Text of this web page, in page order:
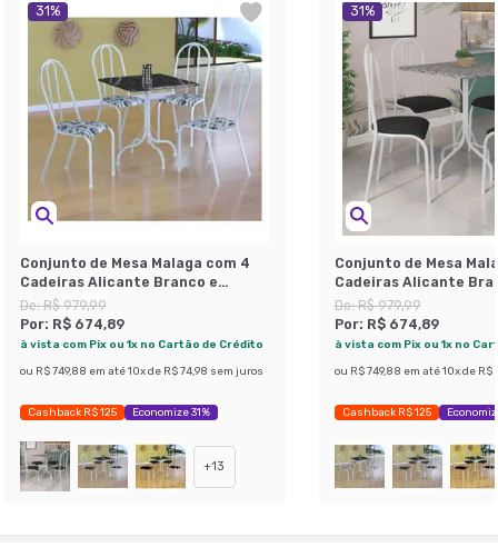
31%
Conjunto de Mesa Malaga com 4
Cadeiras Alicante Branco e
Branco Floral
De:R$ 979,99
Por: R$ 674,89
à vista com Pix ou 1x no Cartão de Crédito
ou R$ 749,88 em até 10x de R$ 74,98 sem juros
Cashback R$ 125 Economize 31%
+13
31%
Conjunto de Mesa
Cadeiras Alicante
De:R$ 979,99
Por: R$ 674,89
à vista com Pix ou 1x no
ou R$ 749,88 em até 10x de R$
Cashback R$ 125